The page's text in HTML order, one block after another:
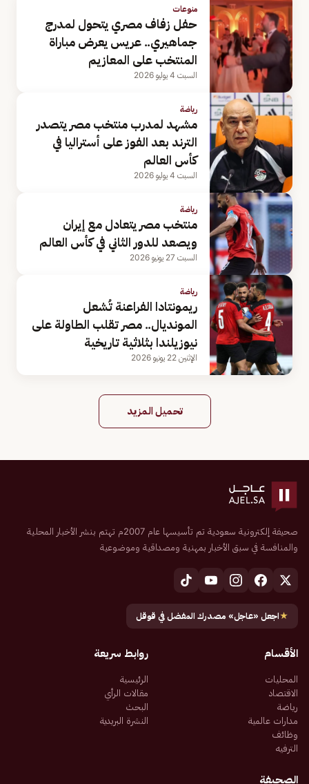
منوعات
حفل زفاف مصري يتحول لمدرج
جماهيري.. عريس يعرض مباراة
المنتخب على المعازيم
السبت 4 يوليو 2026
رياضة
مشهد لمدرب منتخب مصر يتصدر
الترند بعد الفوز على أستراليا في
كأس العالم
السبت 4 يوليو 2026
رياضة
منتخب مصر يتعادل مع إيران
ويصعد للدور الثاني في كأس العالم
السبت 27 يونيو 2026
رياضة
ريمونتادا الفراعنة تُشعل
المونديال.. مصر تقلب الطاولة على
نيوزيلندا بثلاثية تاريخية
الإثنين 22 يونيو 2026
تحميل المزيد
صحيفة إلكترونية سعودية تم تأسيسها عام 2007م تهتم بنشر الأخبار المحلية
والمنافسة في سبق الأخبار بمهنية ومصداقية وموضوعية
★اجعل «عاجل» مصدرك المفضل في قوقل
الأقسام
المحليات
الاقتصاد
رياضة
مدارات عالمية
وظائف
الترفيه
روابط سريعة
الرئيسية
مقالات الرأي
البحث
النشرة البريدية
الصحيفة